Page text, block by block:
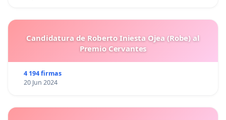
Candidatura de Roberto Iniesta Ojea (Robe) al
Premio Cervantes
4 194 firmas
20 Jun 2024